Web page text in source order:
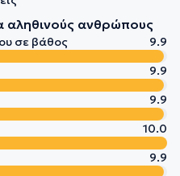
αληθινούς ανθρώπους
σε βάθος
9.9
9.9
9.9
10.0
9.9